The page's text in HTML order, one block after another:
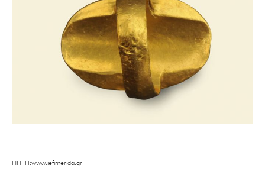
ΠΗΓΗ:www.iefimerida.gr